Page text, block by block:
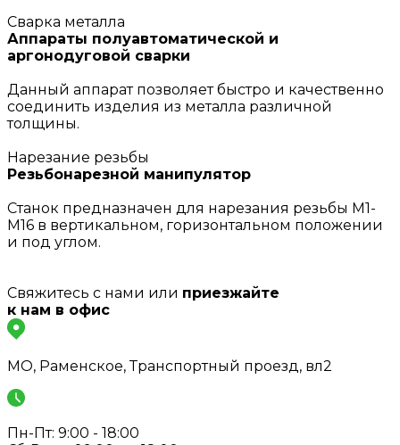
Сварка металла
Аппараты полуавтоматической и
аргонодуговой сварки
Данный аппарат позволяет быстро и качественно
соединить изделия из металла различной
толщины.
Нарезание резьбы
Резьбонарезной манипулятор
Станок предназначен для нарезания резьбы М1-
М16 в вертикальном, горизонтальном положении
и под углом.
Свяжитесь с нами или приезжайте
к нам в офис
МО, Раменское, Транспортный проезд, вл2
Пн-Пт: 9:00 - 18:00